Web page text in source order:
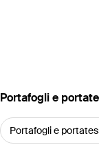
‪Portafogli e
Portafogli e